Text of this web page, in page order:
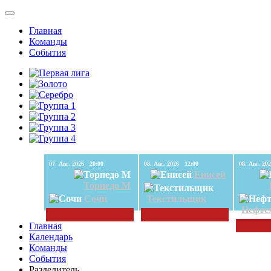
Главная
Команды
События
07. Авг. 2026 20:00
Торпедо М
Сочи
08. Авг. 2026 12:00
Енисей
Текстильщик
Главная
Календарь
Команды
События